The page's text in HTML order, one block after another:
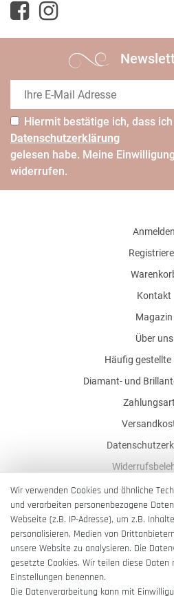
Hiermit bestätige ich, dass
Daten­schutz­erklärung
gelesen habe. Meine
widerrufen.
Anmelden
Kontakt
Magazin
Über uns
Häufig gestellte
Diamant- und
AGB
Wir verwenden Cookies und ähnliche
und verarbeiten personenbezogene
Webseite (z.B. IP-Adresse), um z.B.
personalisieren, Medien von
unsere Website zu analysieren. Die
gesetzte Cookies. Wir teilen diese
Einstellungen benennen.
Die Datenverarbeitung kann mit